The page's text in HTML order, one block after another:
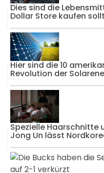
Dies sind die
Dollar Store kaufen
Hier sind die 10
Revolution der
Spezielle Haarschnitte
Jong Un lässt